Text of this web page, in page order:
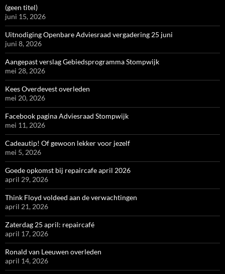
(geen titel)
juni 15, 2026
Uitnodiging Openbare Adviesraad vergadering 25 juni
juni 8, 2026
Aangepast verslag Gebiedsprogramma Stompwijk
mei 28, 2026
Kees Overdevest overleden
mei 20, 2026
Facebook pagina Adviesraad Stompwijk
mei 11, 2026
Cadeautip! Of gewoon lekker voor jezelf
mei 5, 2026
Goede opkomst bij repaircafe april 2026
april 29, 2026
Think Floyd voldeed aan de verwachtingen
april 21, 2026
Zaterdag 25 april: repaircafé
april 17, 2026
Ronald van Leeuwen overleden
april 14, 2026